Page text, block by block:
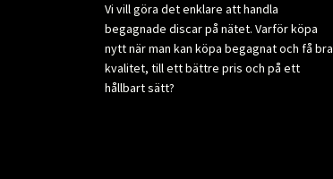
Vi vill göra det enklare att handla
begagnade discar på nätet. Varför köpa
nytt när man kan köpa begagnat och få bra
kvalitet, till ett bättre pris och på ett
hållbart sätt?